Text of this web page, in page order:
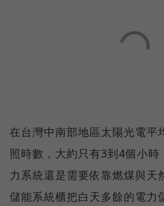
在台灣中南部地區太陽光電平
照時數，大約只有3到4個小
力系統還是需要依靠燃煤與天
儲能系統櫃把白天多餘的電力